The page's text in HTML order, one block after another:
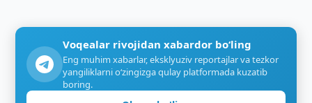
Voqealar rivojidan xabardor bo‘ling
Eng muhim xabarlar, eksklyuziv reportajlar va tezkor
yangiliklarni o‘zingizga qulay platformada kuzatib
boring.